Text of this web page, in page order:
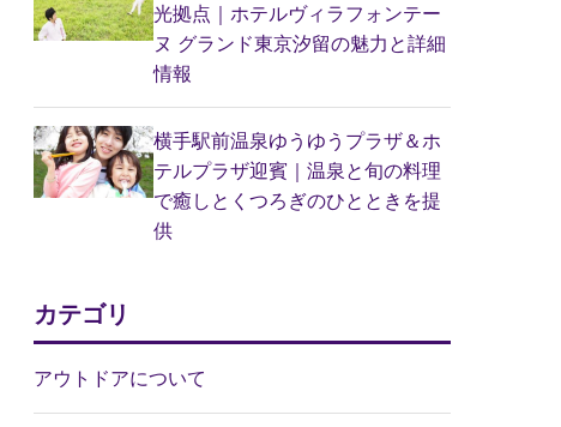
光拠点｜ホテルヴィラフォンテー
ヌ グランド東京汐留の魅力と詳細
情報
横手駅前温泉ゆうゆうプラザ＆ホ
テルプラザ迎賓｜温泉と旬の料理
で癒しとくつろぎのひとときを提
供
カテゴリ
アウトドアについて